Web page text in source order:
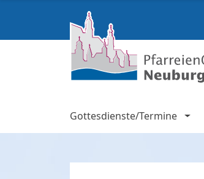
Gottesdienste/Termine